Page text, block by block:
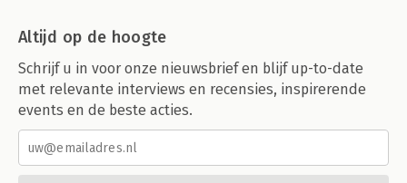
Altijd op de hoogte
Schrijf u in voor onze nieuwsbrief en blijf up-to-date
met relevante interviews en recensies, inspirerende
events en de beste acties.